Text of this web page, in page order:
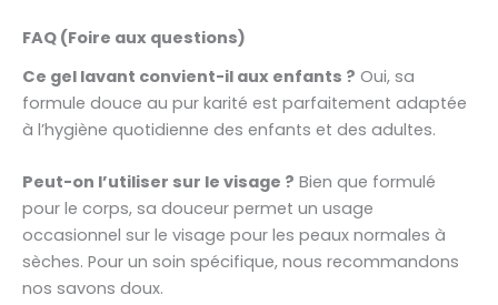
FAQ (Foire aux questions)
Ce gel lavant convient-il aux enfants ? Oui, sa
formule douce au pur karité est parfaitement adaptée
à l’hygiène quotidienne des enfants et des adultes.
Peut-on l’utiliser sur le visage ? Bien que formulé
pour le corps, sa douceur permet un usage
occasionnel sur le visage pour les peaux normales à
sèches. Pour un soin spécifique, nous recommandons
nos savons doux.